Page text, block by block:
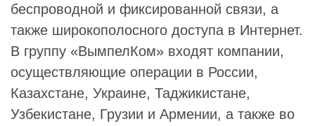
беспроводной и фиксированной связи, а
также широкополосного доступа в Интернет.
В группу «ВымпелКом» входят компании,
осуществляющие операции в России,
Казахстане, Украине, Таджикистане,
Узбекистане, Грузии и Армении, а также во